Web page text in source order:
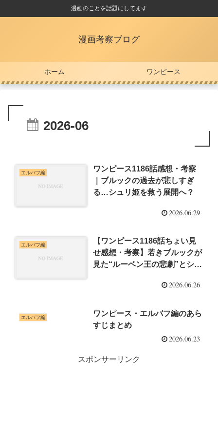
漫画のことを話題にしてます
漫画考察ブログ
ホーム ワンピース
2026-06
エルバフ編
ワンピース1186話感想・考察
｜ブルックの過去が悲しすぎ
る…シュリ姫を救う展開へ？
2026.06.29
エルバフ編
【ワンピース1186話ちょい見
せ感想・考察】若きブルックが
見た“ルーベン王の悲劇”とシュ
2026.06.26
エルバフ編
ワンピース・エルバフ編のあら
すじまとめ
2026.06.23
スポンサーリンク